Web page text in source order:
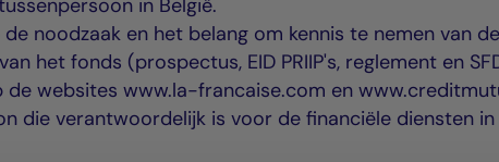
in België.
noodzaak en het belang om kennis te nemen van de
het fonds (prospectus, EID PRIIP's, reglement en
de websites www.la-francaise.com en
die verantwoordelijk is voor de financiële diensten in